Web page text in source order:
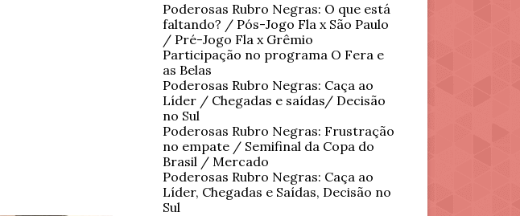
Poderosas Rubro Negras: O que está
faltando? / Pós-Jogo Fla x São Paulo
/ Pré-Jogo Fla x Grêmio
Participação no programa O Fera e
as Belas
Poderosas Rubro Negras: Caça ao
Líder / Chegadas e saídas/ Decisão
no Sul
Poderosas Rubro Negras: Frustração
no empate / Semifinal da Copa do
Brasil / Mercado
Poderosas Rubro Negras: Caça ao
Líder, Chegadas e Saídas, Decisão no
Sul